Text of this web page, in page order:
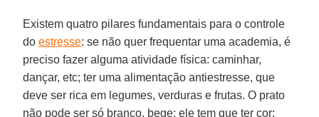
Existem quatro pilares fundamentais para o controle
doestresse: se não quer frequentar uma academia, é
preciso fazer alguma atividade física: caminhar,
dançar, etc; ter uma alimentação antiestresse, que
deve ser rica em legumes, verduras e frutas. O prato
não pode ser só branco, bege; ele tem que ter cor;